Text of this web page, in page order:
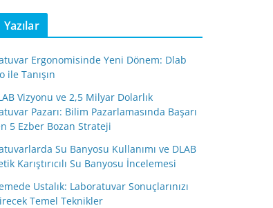
Ergonomisinde Yeni Dönem: Dlab
ile Tanışın
Vizyonu ve 2,5 Milyar Dolarlık
Pazarı: Bilim Pazarlamasında Başarı
5 Ezber Bozan Strateji
Su Banyosu Kullanımı ve DLAB
Karıştırıcılı Su Banyosu İncelemesi
Ustalık: Laboratuvar Sonuçlarınızı
Temel Teknikler